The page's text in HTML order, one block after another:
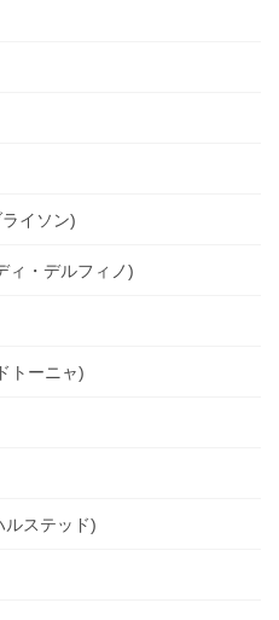
イソン)
ィ・デルフィノ)
トーニャ)
ルステッド)